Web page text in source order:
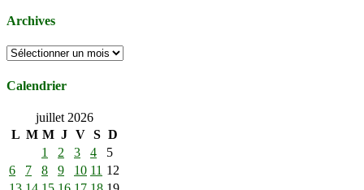
Archives
Archives
Calendrier
juillet 2026
L M M J V S D
1
2 3 4
5
6
7 8 9 10 11 12